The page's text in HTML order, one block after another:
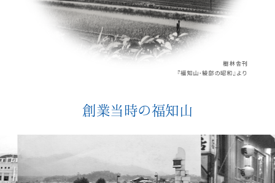
創業当時の福知山